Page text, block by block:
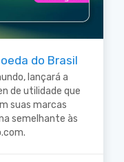
do Brasil
lançará a
de utilidade que
suas marcas
semelhante às